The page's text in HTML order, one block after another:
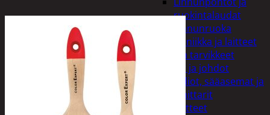
ruokintalaudat
Linnunruoka
Kodin elektroniikka ja laitteet
Imurit ja tarvikkeet
Kaapelit ja johdot
Kelloradiot, sääasemat ja
lämpömittarit
Oheislaitteet